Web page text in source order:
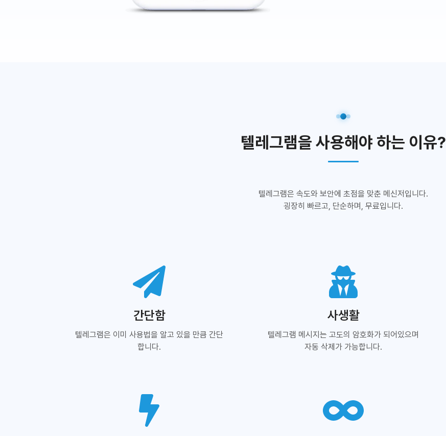
텔레그램을 사용해야 하는 이유?
텔레그램은 속도와 보안에 초점을 맞춘 메신저입니다.
굉장히 빠르고, 단순하며, 무료입니다.
간단함
텔레그램은 이미 사용법을 알고 있을 만큼 간단
합니다.
사생활
텔레그램 메시지는 고도의 암호화가 되어있으며
자동 삭제가 가능합니다.